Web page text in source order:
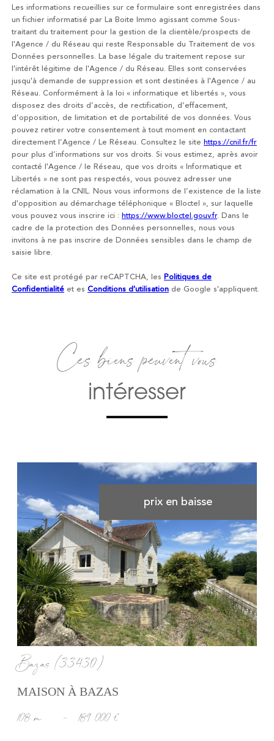
Les informations recueillies sur ce formulaire sont enregistrées dans
un fichier informatisé par La Boite Immo agissant comme Sous-
traitant du traitement pour la gestion de la clientèle/prospects de
l'Agence / du Réseau qui reste Responsable du Traitement de vos
Données personnelles. La base légale du traitement repose sur
l'intérêt légitime de l'Agence / du Réseau. Elles sont conservées
jusqu'à demande de suppression et sont destinées à l'Agence / au
Réseau. Conformément à la loi « informatique et libertés », vous
disposez des droits d’accès, de rectification, d’effacement,
d’opposition, de limitation et de portabilité de vos données. Vous
pouvez retirer votre consentement à tout moment en contactant
directement l’Agence / Le Réseau. Consultez le site https://cnil.fr/fr
pour plus d’informations sur vos droits. Si vous estimez, après avoir
contacté l'Agence / le Réseau, que vos droits « Informatique et
Libertés » ne sont pas respectés, vous pouvez adresser une
réclamation à la CNIL. Nous vous informons de l’existence de la liste
d'opposition au démarchage téléphonique « Bloctel », sur laquelle
vous pouvez vous inscrire ici : https://www.bloctel.gouv.fr. Dans le
cadre de la protection des Données personnelles, nous vous
invitons à ne pas inscrire de Données sensibles dans le champ de
saisie libre.
Ce site est protégé par reCAPTCHA, les Politiques de
Confidentialité et es Conditions d'utilisation de Google s'appliquent.
Ces biens peuvent vous
intéresser
prix en baisse
voir le bien
Bazas (33430)
MAISON À BAZAS
108 m² - 189 000 €